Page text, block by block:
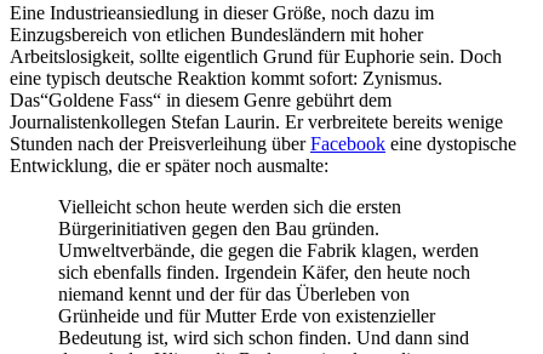
Eine Industrieansiedlung in dieser Größe, noch dazu im
Einzugsbereich von etlichen Bundesländern mit hoher
Arbeitslosigkeit, sollte eigentlich Grund für Euphorie sein. Doch
eine typisch deutsche Reaktion kommt sofort: Zynismus.
Das“Goldene Fass“ in diesem Genre gebührt dem
Journalistenkollegen Stefan Laurin. Er verbreitete bereits wenige
Stunden nach der Preisverleihung überFacebook eine dystopische
Entwicklung, die er später noch ausmalte:
Vielleicht schon heute werden sich die ersten
Bürgerinitiativen gegen den Bau gründen.
Umweltverbände, die gegen die Fabrik klagen, werden
sich ebenfalls finden. Irgendein Käfer, den heute noch
niemand kennt und der für das Überleben von
Grünheide und für Mutter Erde von existenzieller
Bedeutung ist, wird sich schon finden. Und dann sind